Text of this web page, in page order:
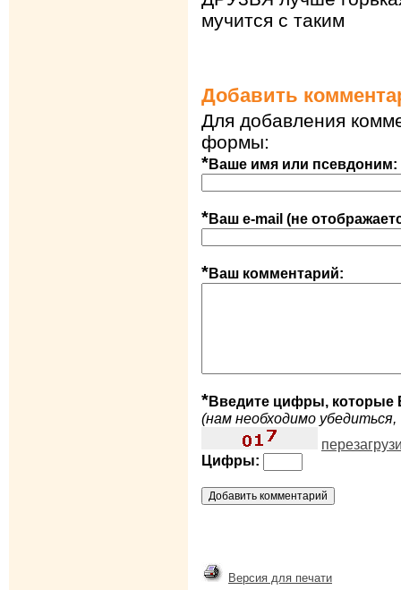
мучится с таким
Добавить
Для добавления
формы:
*Ваше имя или псевдоним:
*Ваш e-mail (не
*Ваш комментарий:
*Введите цифры, которые
(нам необходимо
Цифры:
Версия для печати